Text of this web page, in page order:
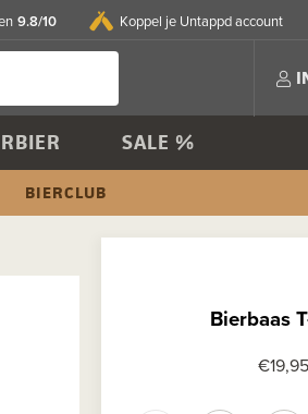
9.8/10 Koppel je Untappd account
SALE %
BIERCLUB
Bierbaas
€19,95